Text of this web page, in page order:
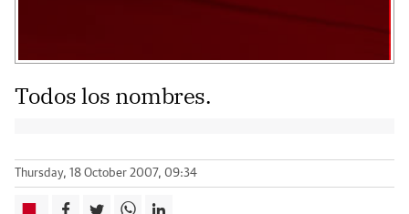
Todos los nombres.
Thursday, 18 October 2007, 09:34